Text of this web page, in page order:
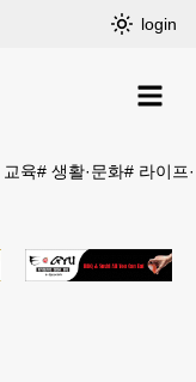
login
교육# 생활·문화# 라이프